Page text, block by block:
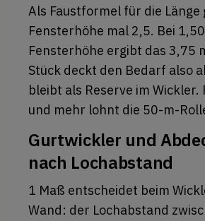
Als Faustformel für die Länge
Fensterhöhe mal 2,5. Bei
Fensterhöhe ergibt das 3,75
Stück deckt den Bedarf also
bleibt als Reserve im Wickler.
und mehr lohnt die 50-m-
Gurtwickler und
nach Lochabstand
1 Maß entscheidet beim
Wand: der Lochabstand